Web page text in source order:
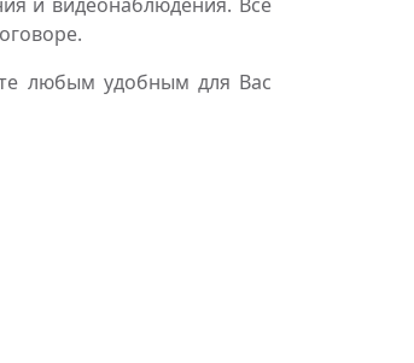
и видеонаблюдения. Все
любым удобным для Вас